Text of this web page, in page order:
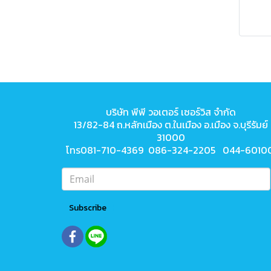
บริษัท พีพี วอเตอร์ เซอร์วิส จำกัด
13/82-84 ถ.หลักเมือง ต.ในเมือง อ.เมือง จ.บุรีรัมย์
31000
โทร081-710-4369 086-324-2205 044-
Subscribe